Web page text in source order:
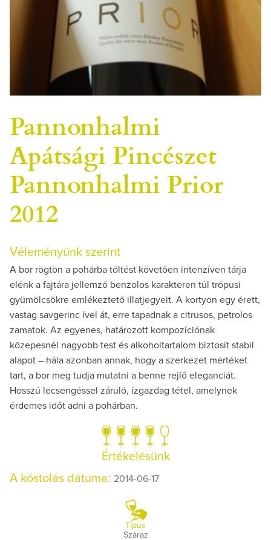
Pannonhalmi
Apátsági Pincészet
Pannonhalmi Prior
2012
Véleményünk szerint
A bor rögtön a pohárba töltést követően intenzíven tárja
elénk a fajtára jellemző benzolos karakteren túl trópusi
gyümölcsökre emlékeztető illatjegyeit. A kortyon egy érett,
vastag savgerinc ível át, erre tapadnak a citrusos, petrolos
zamatok. Az egyenes, határozott kompozíciónak
közepesnél nagyobb test és alkoholtartalom biztosít stabil
alapot – hála azonban annak, hogy a szerkezet mértéket
tart, a bor meg tudja mutatni a benne rejlő eleganciát.
Hosszú lecsengéssel záruló, ízgazdag tétel, amelynek
érdemes időt adni a pohárban.
Értékelésünk
A kóstolás dátuma: 2014-06-17
Típus
Száraz